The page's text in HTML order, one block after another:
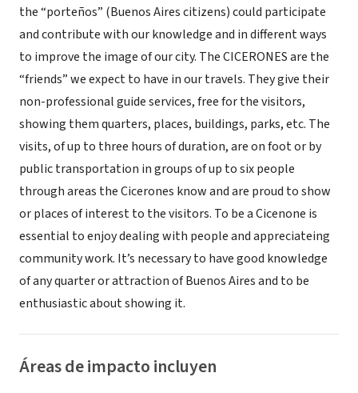
the “porteños” (Buenos Aires citizens) could participate
and contribute with our knowledge and in different ways
to improve the image of our city. The CICERONES are the
“friends” we expect to have in our travels. They give their
non-professional guide services, free for the visitors,
showing them quarters, places, buildings, parks, etc. The
visits, of up to three hours of duration, are on foot or by
public transportation in groups of up to six people
through areas the Cicerones know and are proud to show
or places of interest to the visitors. To be a Cicenone is
essential to enjoy dealing with people and appreciateing
community work. It’s necessary to have good knowledge
of any quarter or attraction of Buenos Aires and to be
enthusiastic about showing it.
Áreas de impacto incluyen